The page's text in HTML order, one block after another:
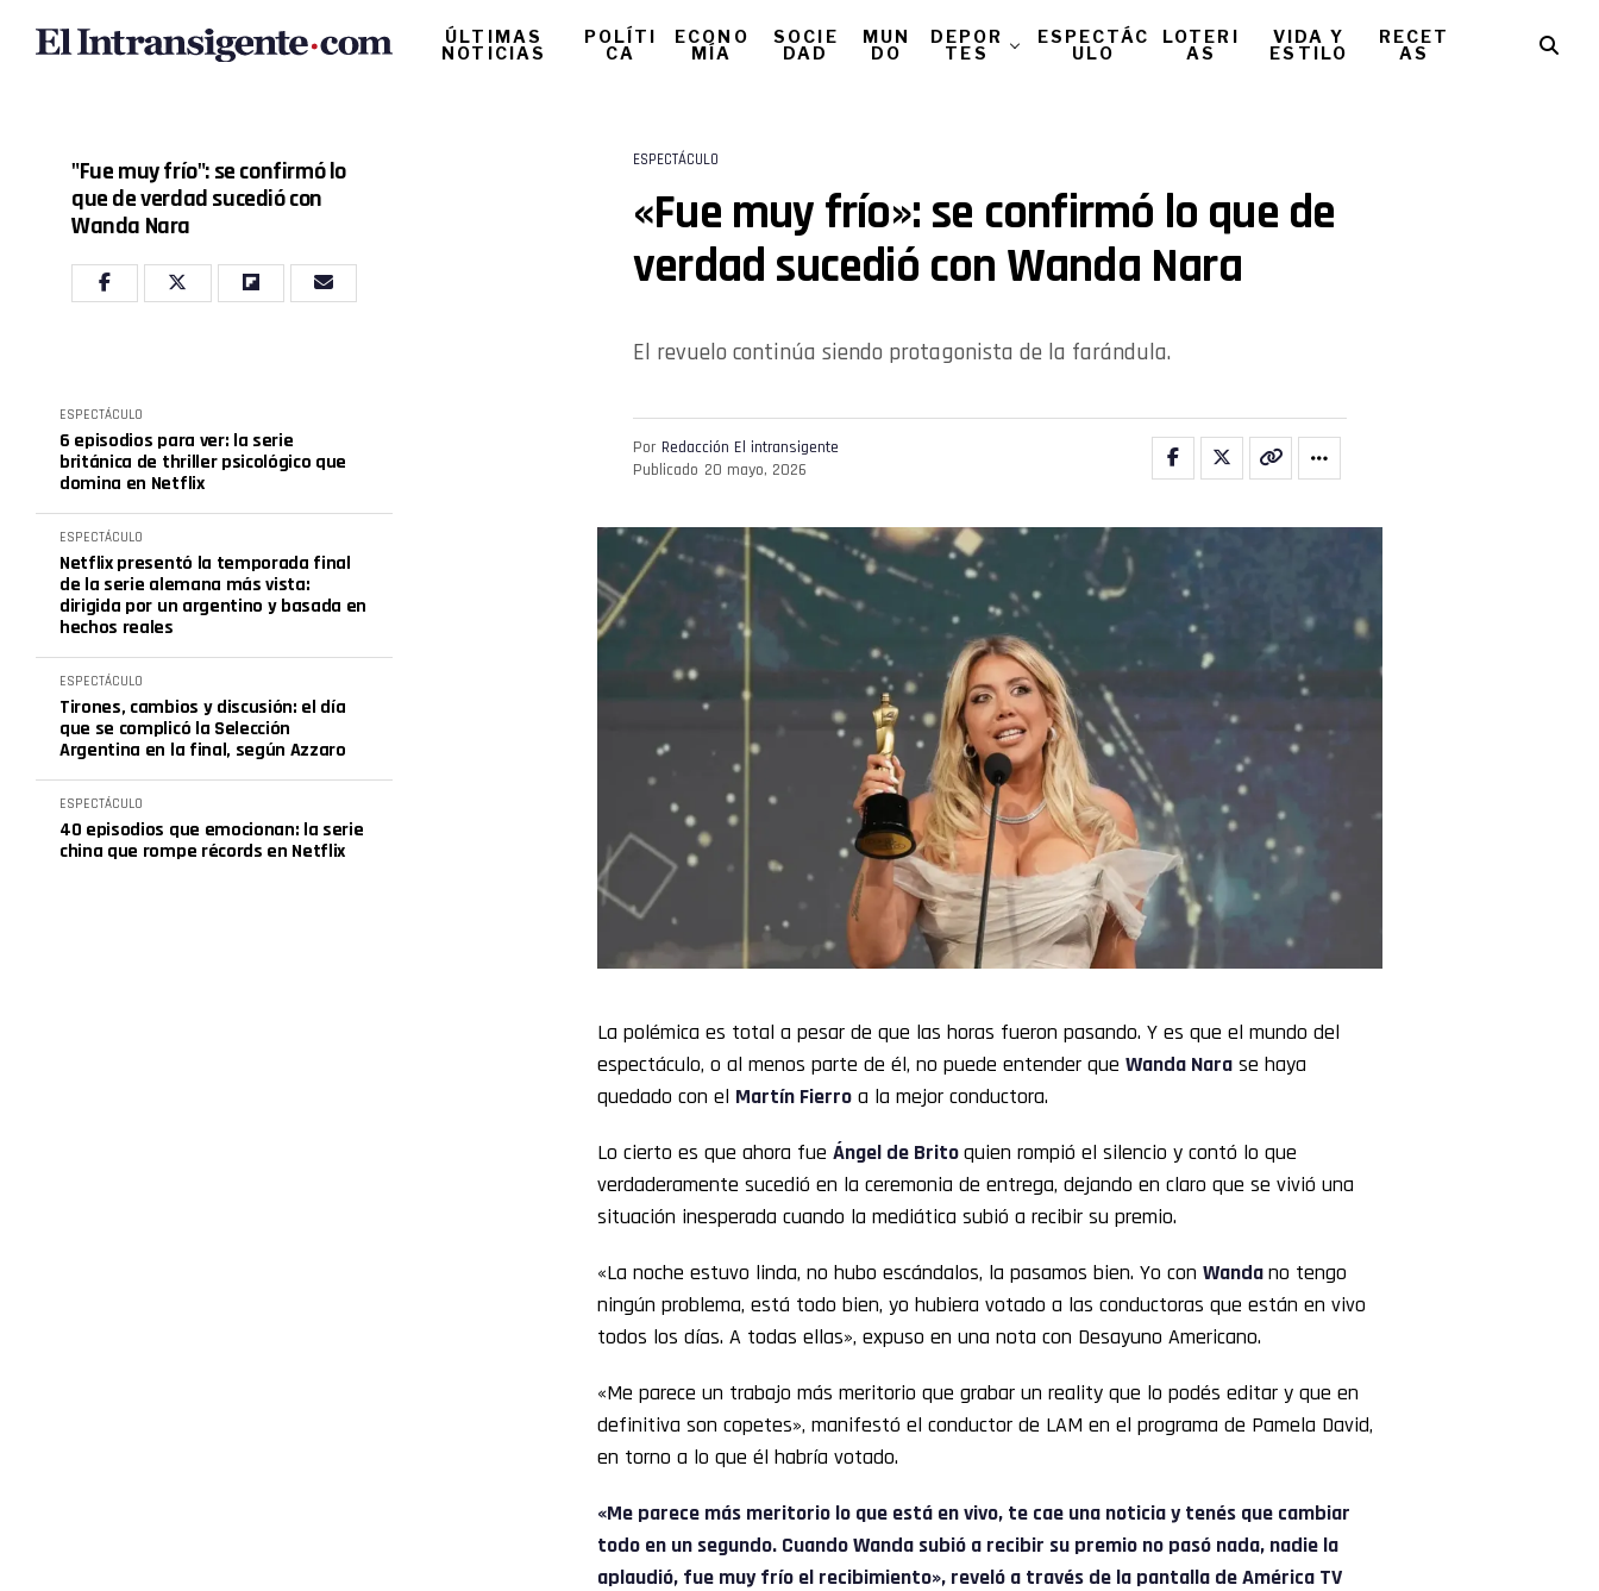
ÚLTIMAS
NOTICIAS
POLÍTI
CA
ECONO
MÍA
SOCIE
DAD
MUN
DO
DEPOR
TES
ESPECTÁC
ULO
LOTERI
AS
VIDA Y
ESTILO
RECET
AS
"Fue muy frío": se confirmó lo
que de verdad sucedió con
Wanda Nara
ESPECTÁCULO
6 episodios para ver: la serie
británica de thriller psicológico que
domina en Netflix
ESPECTÁCULO
Netflix presentó la temporada final
de la serie alemana más vista:
dirigida por un argentino y basada en
hechos reales
ESPECTÁCULO
Tirones, cambios y discusión: el día
que se complicó la Selección
Argentina en la final, según Azzaro
ESPECTÁCULO
40 episodios que emocionan: la serie
china que rompe récords en Netflix
ESPECTÁCULO
«Fue muy frío»: se confirmó lo que de
verdad sucedió con Wanda Nara
El revuelo continúa siendo protagonista de la farándula.
Por Redacción El intransigente
Publicado 20 mayo, 2026
La polémica es total a pesar de que las horas fueron pasando. Y es que el mundo del
espectáculo, o al menos parte de él, no puede entender que Wanda Nara se haya
quedado con el Martín Fierro a la mejor conductora.
Lo cierto es que ahora fue Ángel de Britoquien rompió el silencio y contó lo que
verdaderamente sucedió en la ceremonia de entrega, dejando en claro que se vivió una
situación inesperada cuando la mediática subió a recibir su premio.
«La noche estuvo linda, no hubo escándalos, la pasamos bien. Yo con Wandano tengo
ningún problema, está todo bien, yo hubiera votado a las conductoras que están en vivo
todos los días. A todas ellas», expuso en una nota con Desayuno Americano.
«Me parece un trabajo más meritorio que grabar un reality que lo podés editar y que en
definitiva son copetes», manifestó el conductor de LAM en el programa de Pamela David,
en torno a lo que él habría votado.
«Me parece más meritorio lo que está en vivo, te cae una noticia y tenés que cambiar
todo en un segundo. Cuando Wanda subió a recibir su premio no pasó nada, nadie la
aplaudió, fue muy frío el recibimiento», reveló a través de la pantalla de América TV